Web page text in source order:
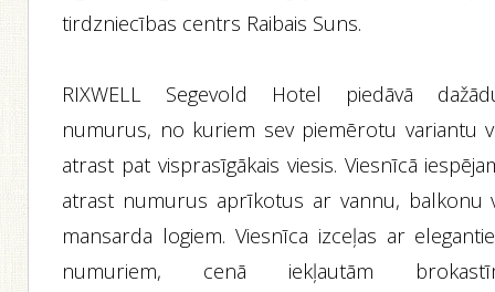
tirdzniecības centrs Raibais Suns.
RIXWELL Segevold Hotel piedāvā
numurus, no kuriem sev piemērotu variantu
atrast pat visprasīgākais viesis. Viesnīcā
atrast numurus aprīkotus ar vannu, balkonu
mansarda logiem. Viesnīca izceļas ar
numuriem, cenā iekļautām